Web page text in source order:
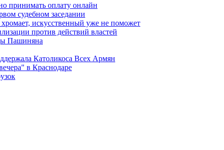
принимать оплату онлайн
судебном заседании
искусственный уже не поможет
против действий властей
Пашиняна
Католикоса Всех Армян
в Краснодаре